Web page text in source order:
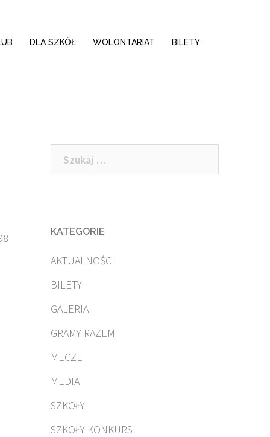
DLA SZKÓŁ WOLONTARIAT BILETY
Szukaj:
KATEGORIE
AKTUALNOŚCI
BILETY
GALERIA
GRAMY RAZEM
MECZE
MEDIA
SZKOŁY
SZKOŁY KONKURS